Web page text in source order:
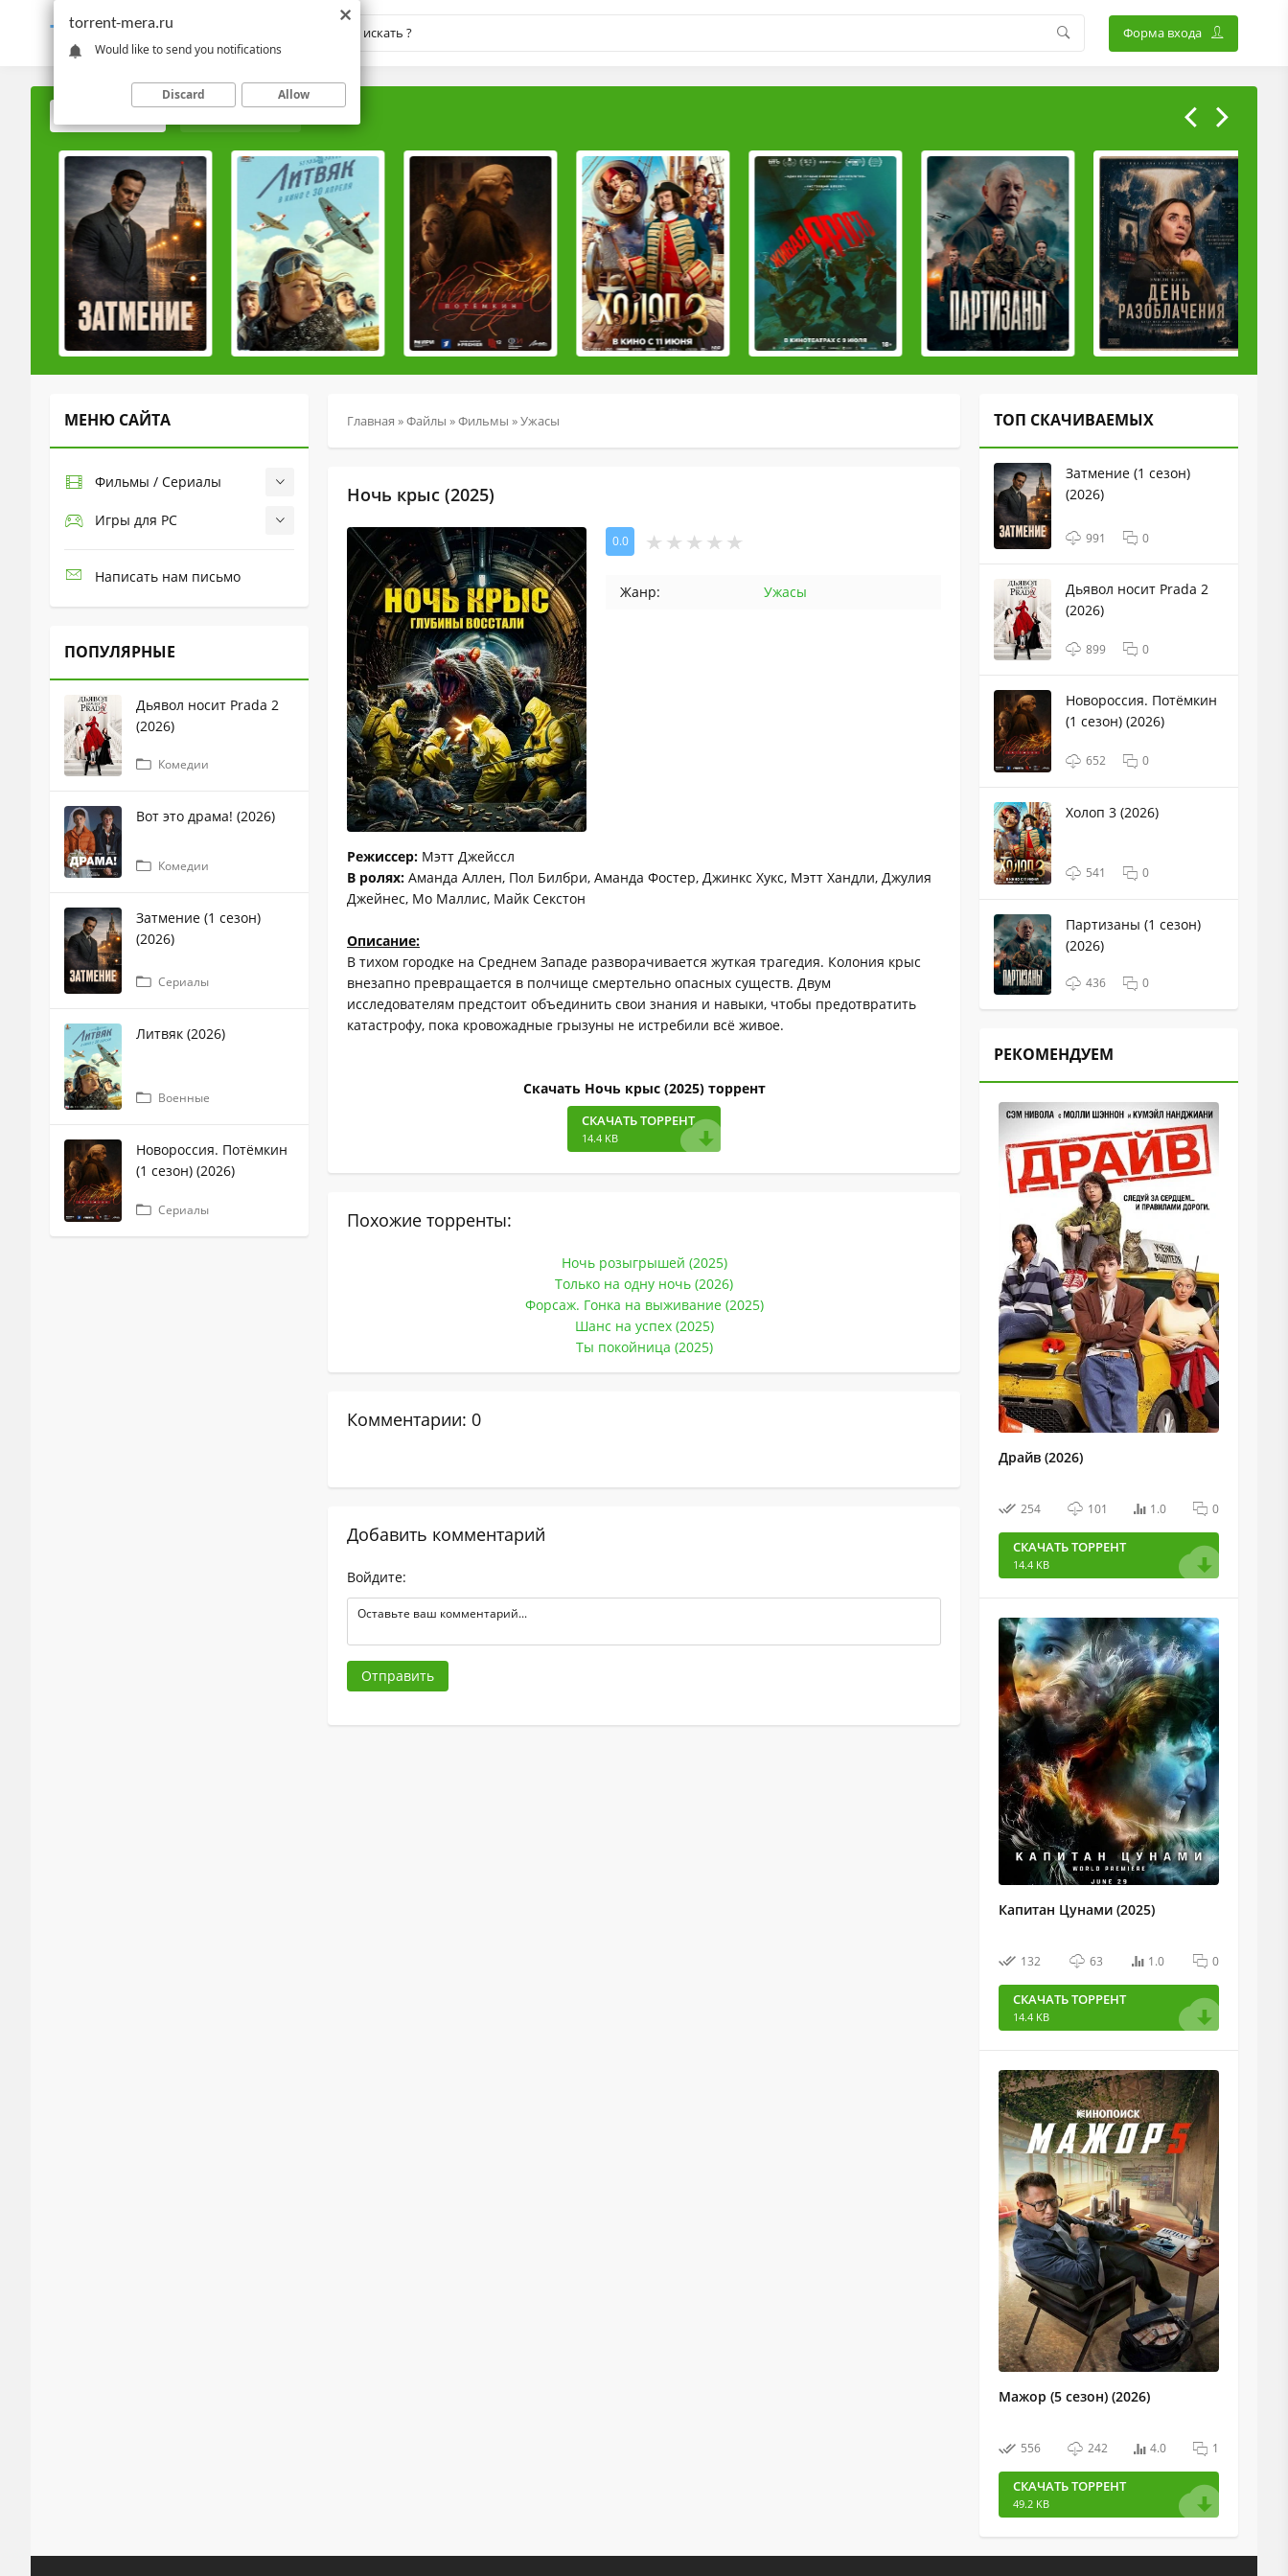
TORRENT-MERA.RU Форма входа
МЕНЮ САЙТА
Фильмы / Сериалы
Игры для PC
Написать нам письмо
ПОПУЛЯРНЫЕ
Дьявол носит Prada 2
(2026)
Комедии
Вот это драма! (2026)
Комедии
Затмение (1 сезон)
(2026)
Сериалы
Литвяк (2026)
Военные
Новороссия. Потёмкин
(1 сезон) (2026)
Сериалы
Главная »Файлы »Фильмы »Ужасы
Ночь крыс (2025)
0.0
Жанр: Ужасы
Режиссер: Мэтт Джейссл
В ролях: Аманда Аллен, Пол Билбри, Аманда Фостер, Джинкс Хукс, Мэтт Хандли, Джулия
Джейнес, Мо Маллис, Майк Секстон
Описание:
В тихом городке на Среднем Западе разворачивается жуткая трагедия. Колония крыс
внезапно превращается в полчище смертельно опасных существ. Двум
исследователям предстоит объединить свои знания и навыки, чтобы предотвратить
катастрофу, пока кровожадные грызуны не истребили всё живое.
Скачать Ночь крыс (2025) торрент
СКАЧАТЬ ТОРРЕНТ
14.4 KB
Похожие торренты:
Ночь розыгрышей (2025)
Только на одну ночь (2026)
Форсаж. Гонка на выживание (2025)
Шанс на успех (2025)
Ты покойница (2025)
Комментарии: 0
Добавить комментарий
Войдите:
Отправить
ТОП СКАЧИВАЕМЫХ
Затмение (1 сезон)
(2026)
991 0
Дьявол носит Prada 2
(2026)
899 0
Новороссия. Потёмкин
(1 сезон) (2026)
652 0
Холоп 3 (2026)
541 0
Партизаны (1 сезон)
(2026)
436 0
РЕКОМЕНДУЕМ
Драйв (2026)
254 101 1.0 0
СКАЧАТЬ ТОРРЕНТ
14.4 KB
Капитан Цунами (2025)
132 63 1.0 0
СКАЧАТЬ ТОРРЕНТ
14.4 KB
Мажор (5 сезон) (2026)
556 242 4.0 1
СКАЧАТЬ ТОРРЕНТ
49.2 KB
torrent-mera.ru
Would like to send you notifications
Discard Allow